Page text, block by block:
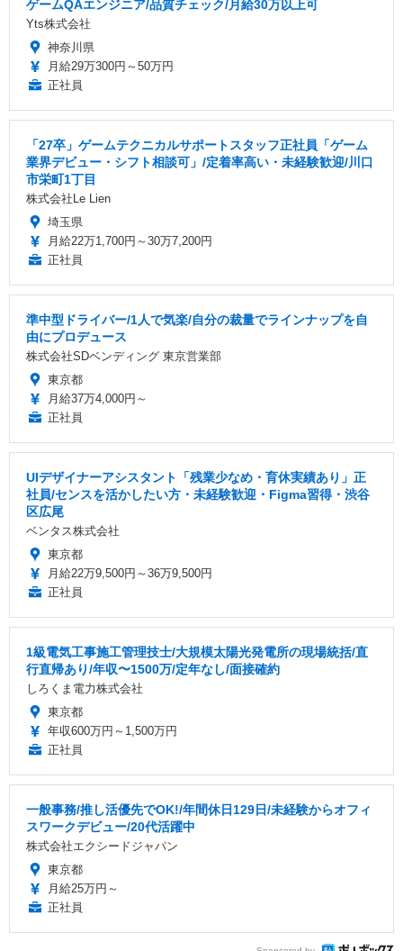
ゲームQAエンジニア/品質チェック/月給30万以上可
Yts株式会社
神奈川県
月給29万300円～50万円
正社員
「27卒」ゲームテクニカルサポートスタッフ正社員「ゲーム
業界デビュー・シフト相談可」/定着率高い・未経験歓迎/川口
市栄町1丁目
株式会社Le Lien
埼玉県
月給22万1,700円～30万7,200円
正社員
準中型ドライバー/1人で気楽/自分の裁量でラインナップを自
由にプロデュース
株式会社SDベンディング 東京営業部
東京都
月給37万4,000円～
正社員
UIデザイナーアシスタント「残業少なめ・育休実績あり」正
社員/センスを活かしたい方・未経験歓迎・Figma習得・渋谷
区広尾
ベンタス株式会社
東京都
月給22万9,500円～36万9,500円
正社員
1級電気工事施工管理技士/大規模太陽光発電所の現場統括/直
行直帰あり/年収〜1500万/定年なし/面接確約
しろくま電力株式会社
東京都
年収600万円～1,500万円
正社員
一般事務/推し活優先でOK!/年間休日129日/未経験からオフィ
スワークデビュー/20代活躍中
株式会社エクシードジャパン
東京都
月給25万円～
正社員